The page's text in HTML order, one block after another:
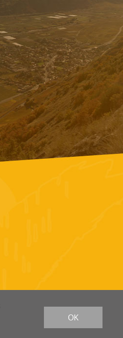
OK